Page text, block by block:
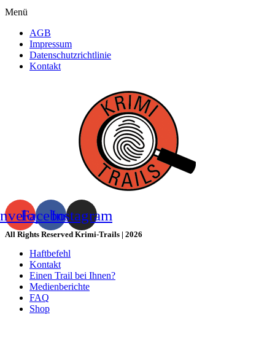
Menü
AGB
Impressum
Datenschutzrichtlinie
Kontakt
FacebookInstagram
All Rights Reserved Krimi-Trails | 2026
Haftbefehl
Kontakt
Einen Trail bei Ihnen?
Medienberichte
FAQ
Shop